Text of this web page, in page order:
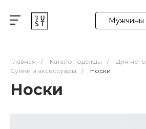
Мужчины
Главная / Каталог одежды / Для него
Сумки и аксессуары
/ Носки
Носки